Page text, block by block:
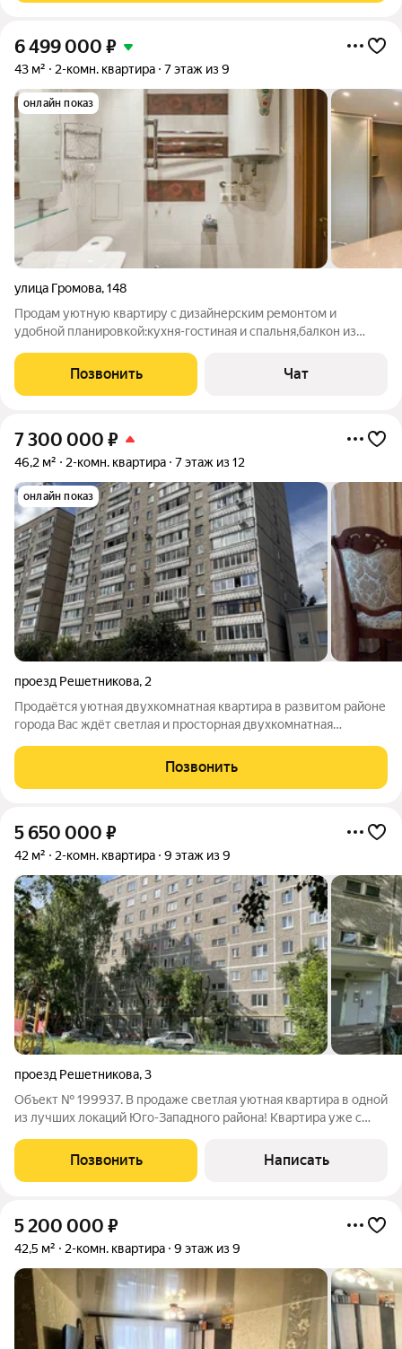
6 499 000 ₽
43 м² 2-комн. квартира 7 этаж из 9
онлайн показ
улица Громова,148
Продам уютную квартиру с дизайнерским ремонтом и
удобной планировкой:кухня-гостиная и спальня,балкон из
вместительная гардеробная. В квартире стеклопакеты,
ламинат, плитка (теплые полы),кафель,
Позвонить Чат
7 300 000 ₽
46,2 м² 2-комн. квартира 7 этаж из 12
онлайн показ
проезд Решетникова, 2
Продаётся уютная двухкомнатная квартира в развитом районе
города Вас ждёт светлая и просторная двухкомнатная
этаже двенадцатиэтажного дома. В квартире выполнен
качественный ремонт из дорогих
Позвонить
5 650 000 ₽
42 м² 2-комн. квартира 9 этаж из 9
проезд Решетникова,3
Объект № 199937. В продаже светлая уютная квартира в одной
из лучших локаций Юго-Западного района! Квартира уже с
во всех комнатах, полностью качественно застеклен балкон,
плитка в ванной комнате
Позвонить Написать
5 200 000 ₽
42,5 м² 2-комн. квартира 9 этаж из 9